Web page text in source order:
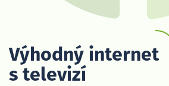
Výhodný internet
s televizí